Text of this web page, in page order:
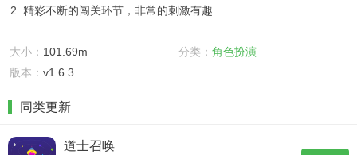
2. 精彩不断的闯关环节，非常的刺激有趣
大小： 101.69m 分类： 角色扮演
版本： v1.6.3
同类更新
道士召唤